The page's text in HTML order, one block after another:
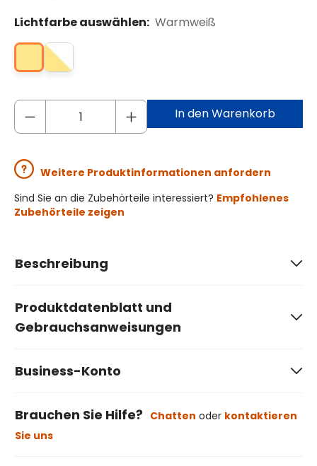
Lichtfarbe auswählen: Warmweiß
In den Warenkorb
Weitere Produktinformationen anfordern
Sind Sie an die Zubehörteile interessiert? Empfohlenes
Zubehörteile zeigen
Beschreibung
Produktdatenblatt und
Gebrauchsanweisungen
Business-Konto
Brauchen Sie Hilfe? Chatten oder kontaktieren
Sie uns